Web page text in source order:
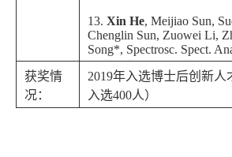
13. Xin He, Meijiao Sun,
Chenglin Sun, Zuowei Li,
Song*, Spectrosc. Spect.
获奖情
况：
2019年入选博士后创新人
入选400人）